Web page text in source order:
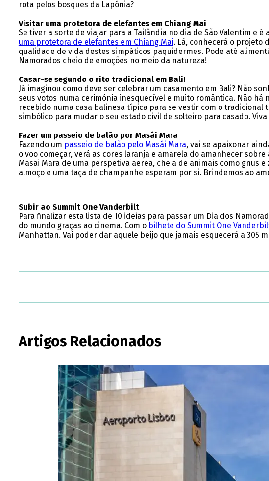
rota pelos bosques da Lapónia?
Visitar uma protetora de elefantes em Chiang Mai
Se tiver a sorte de viajar para a Tailândia no dia de São Valentim e
uma protetora de elefantes em Chiang Mai. Lá, conhecerá o projeto
qualidade de vida destes simpáticos paquidermes. Pode até
Namorados cheio de emoções no meio da natureza!
Casar-se segundo o rito tradicional em Bali!
Já imaginou como deve ser celebrar um casamento em Bali? Não
seus votos numa cerimónia inesquecível e muito romântica. Não há
recebido numa casa balinesa típica para se vestir com o tradicional
simbólico para mudar o seu estado civil de solteiro para casado. Viva
Fazer um passeio de balão por Masái Mara
Fazendo um passeio de balão pelo Masái Mara, vai se apaixonar
o voo começar, verá as cores laranja e amarela do amanhecer
Masái Mara de uma perspetiva aérea, cheia de animais como gnus
almoço e uma taça de champanhe esperam por si. Brindemos ao
Subir ao Summit One Vanderbilt
Para finalizar esta lista de 10 ideias para passar um Dia dos
do mundo graças ao cinema. Com o bilhete do Summit One
Manhattan. Vai poder dar aquele beijo que jamais esquecerá a 305
Artigos Relacionados